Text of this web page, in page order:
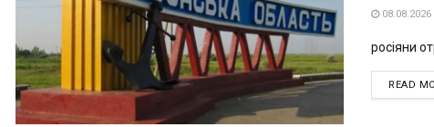
08.08.2026
росіяни
READ